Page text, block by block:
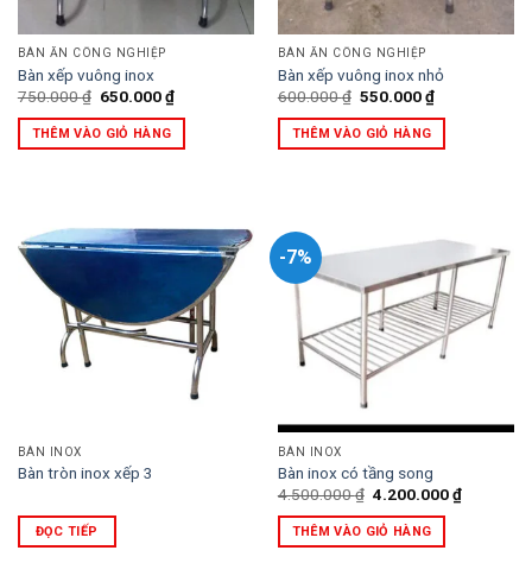
BÀN ĂN CÔNG NGHIỆP
Bàn xếp vuông inox
750.000₫ Giá
là:
750.000 ₫.
650.000₫Giá
hiện
tại
THÊM VÀO GIỎ HÀNG
BÀN ĂN CÔNG NGHIỆP
Bàn xếp vuông inox nhỏ
600.000₫ Giá
là:
600.000 ₫.
550.000₫Giá
hiện
tại
THÊM VÀO GIỎ HÀNG
BÀN INOX
Bàn tròn inox xếp 3
ĐỌC TIẾP
-7%
BÀN INOX
Bàn inox có tầng song
4.500.000₫ Giá
là:
4.500.000 ₫.
4.200.000₫Giá
hiện
THÊM VÀO GIỎ HÀNG